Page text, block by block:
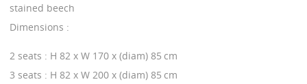
stained beech
Dimensions :
2 seats : H 82 x W 170 x (diam) 85 cm
3 seats : H 82 x W 200 x (diam) 85 cm